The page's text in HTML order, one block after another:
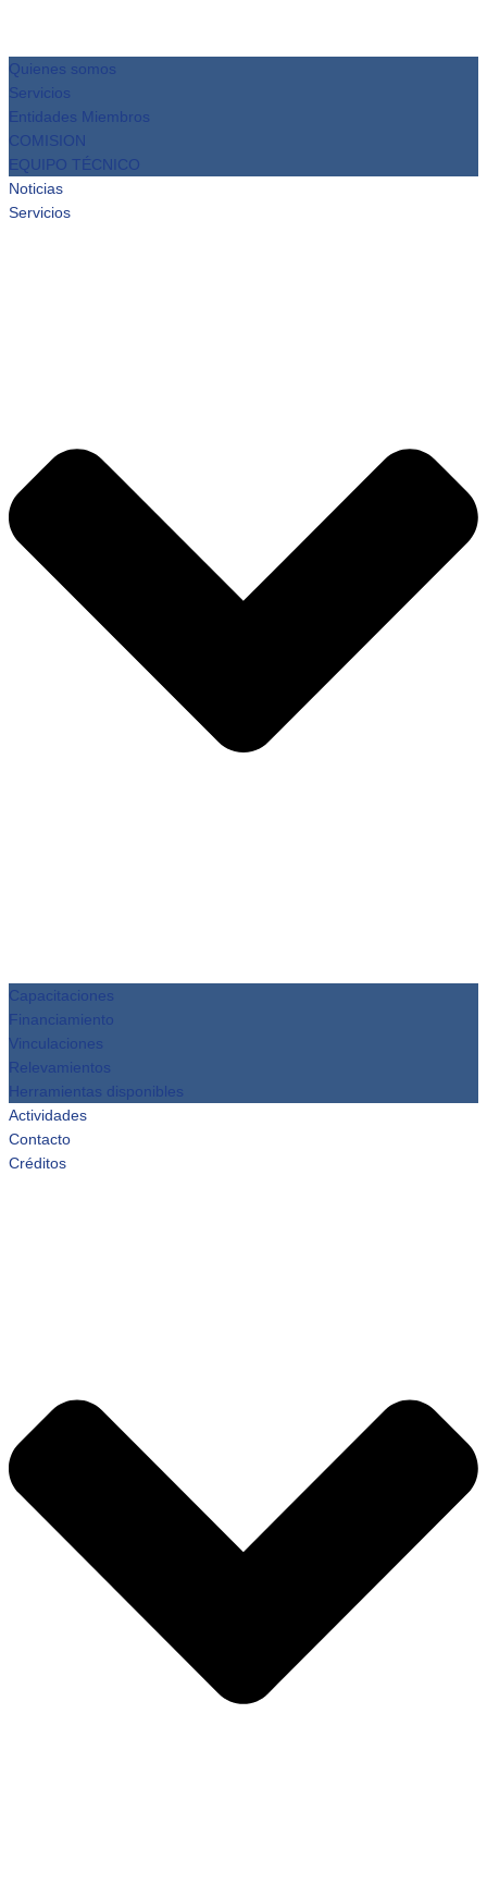
Quienes somos
Servicios
Entidades Miembros
COMISION
EQUIPO TÉCNICO
Noticias
Servicios
Capacitaciones
Financiamiento
Vinculaciones
Relevamientos
Herramientas disponibles
Actividades
Contacto
Créditos